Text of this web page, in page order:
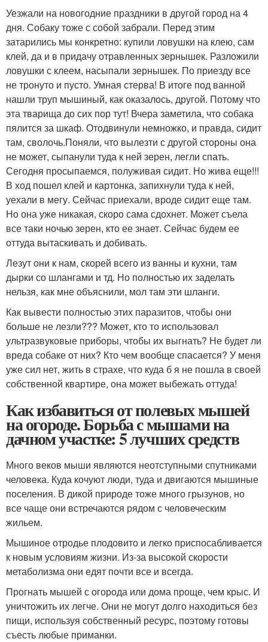
Уезжали на новогодние праздники в другой город на 4
дня. Собаку тоже с собой забрали. Перед этим
затарились мы конкретно: купили ловушки на клею, сам
клей, да и в придачу отравленных зернышек. Разложили
ловушки с клеем, насыпали зернышек. По приезду все
не тронуто и пусто. Умная стерва! В итоге под ванной
нашли труп мышиный, как оказалось, другой. Потому что
эта тварища до сих пор тут! Вчера заметила, что собака
пялится за шкаф. Отодвинули немножко, и правда, сидит
там, сволочь.Поняли, что вылезти с другой стороны она
не может, сыпанули туда к ней зерен, легли спать.
Сегодня просыпаемся, полуживая сидит. Но жива еще!!!
В ход пошел клей и картонка, запихнули туда к ней,
уехали в мегу. Сейчас приехали, вроде сидит еще там.
Но она уже никакая, скоро сама сдохнет. Может съела
все таки ночью зерен, кто ее знает. Сейчас будем ее
оттуда вытаскивать и добивать.
Лезут они к нам, скорей всего из ванны и кухни, там
дырки со шлангами и тд. Но полностью их заделать
нельзя, как мне объяснили, мол там эти шланги.
Как вывести полностью этих паразитов, чтобы они
больше не лезли??? Может, кто то использовал
ультразвуковые приборы, чтобы их выгнать? Не будет ли
вреда собаке от них? Кто чем вообще спасается? У меня
уже сил нет, жить в страхе, что куда б я не пошла в своей
собственной квартире, она может выбежать оттуда!
Как избавиться от полевых мышей
на огороде. Борьба с мышами на
дачном участке: 5 лучших средств
Много веков мыши являются неотступными спутниками
человека. Куда кочуют люди, туда и двигаются мышиные
поселения. В дикой природе тоже много грызунов, но
все чаще они встречаются рядом с человеческим
жильем.
Мышиное отродье плодовито и легко приспосабливается
к новым условиям жизни. Из-за высокой скорости
метаболизма они едят почти все и всегда.
Прогнать мышей с огорода или дома проще, чем крыс. И
уничтожить их легче. Они не могут долго находиться без
пищи, используя собственный ресурс, поэтому готовы
съесть любые приманки.